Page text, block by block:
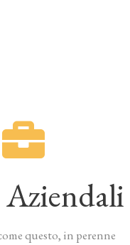
questo, in perenne